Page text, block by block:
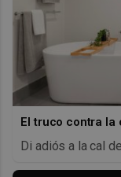
El truco contra la
Di adiós a la cal